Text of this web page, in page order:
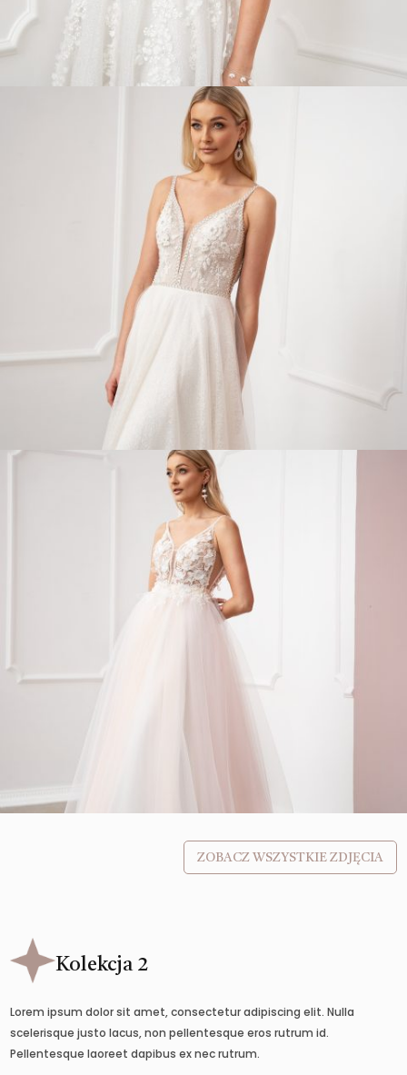
ZOBACZ WSZYSTKIE ZDJĘCIA
Kolekcja 2
Lorem ipsum dolor sit amet, consectetur adipiscing elit. Nulla
scelerisque justo lacus, non pellentesque eros rutrum id.
Pellentesque laoreet dapibus ex nec rutrum.